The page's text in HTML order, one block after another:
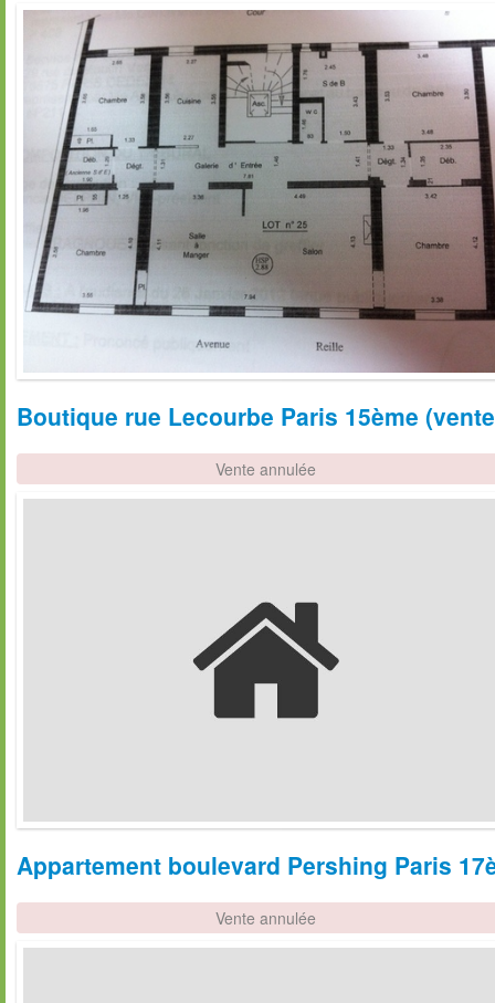
Boutique rue Lecourbe Paris 15ème
Vente annulée
Appartement boulevard Pershing Paris
Vente annulée